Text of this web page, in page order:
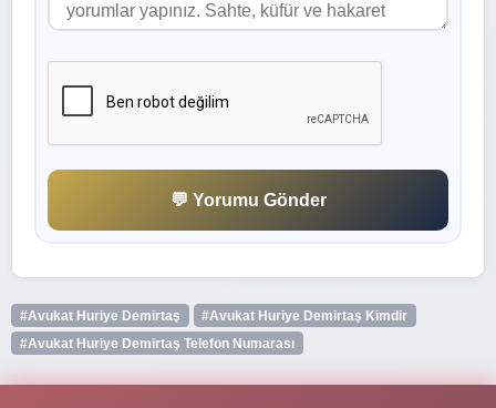
💬 Yorumu Gönder
#Avukat Huriye Demirtaş
#Avukat Huriye Demirtaş Kimdir
#Avukat Huriye Demirtaş Telefon Numarası